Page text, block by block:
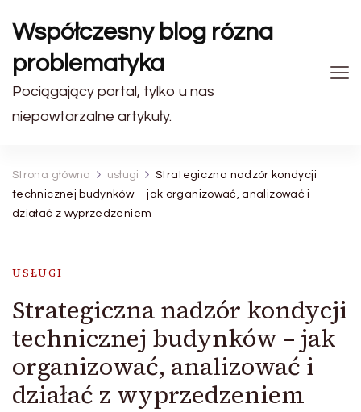
Współczesny blog rózna
problematyka
Pociągający portal, tylko u nas
niepowtarzalne artykuły.
Strona główna usługi
Strategiczna nadzór kondycji
technicznej budynków – jak organizować, analizować i
działać z wyprzedzeniem
USŁUGI
Strategiczna nadzór kondycji
technicznej budynków – jak
organizować, analizować i
działać z wyprzedzeniem